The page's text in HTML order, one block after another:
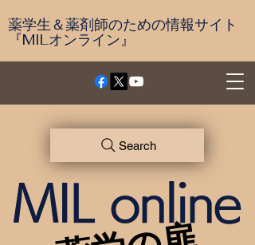
薬学生＆薬剤師のための情報サイト
『MILオンライン』
MIL online
Search